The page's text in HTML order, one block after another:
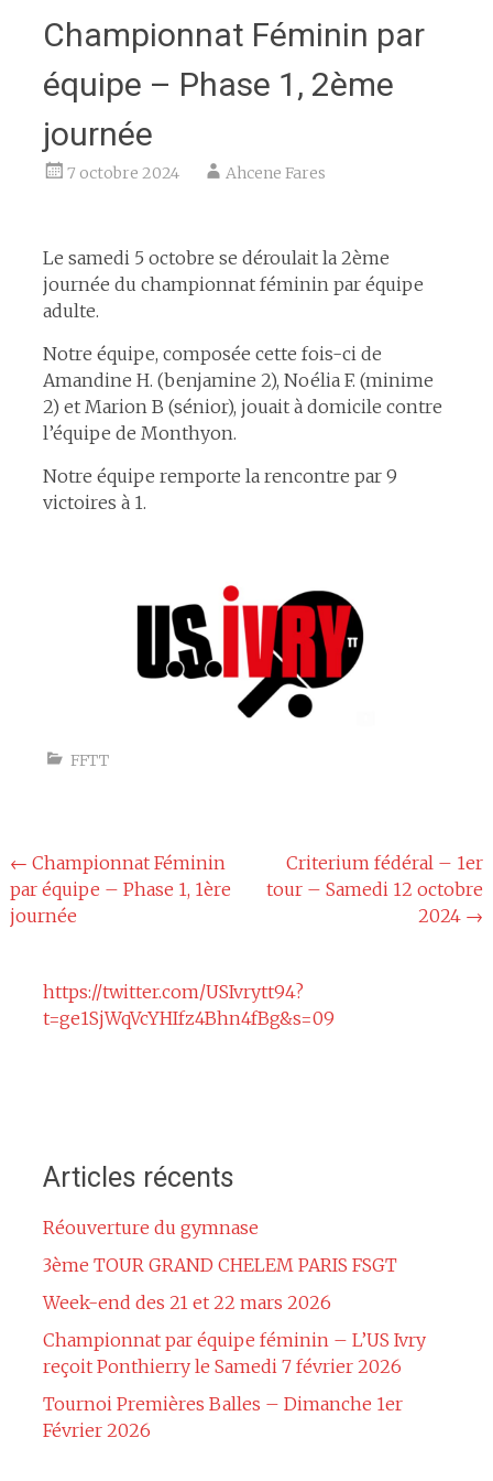
Championnat Féminin par
équipe – Phase 1, 2ème
journée
7 octobre 2024 Ahcene Fares
Le samedi 5 octobre se déroulait la 2ème
journée du championnat féminin par équipe
adulte.
Notre équipe, composée cette fois-ci de
Amandine H. (benjamine 2), Noélia F. (minime
2) et Marion B (sénior), jouait à domicile contre
l’équipe de Monthyon.
Notre équipe remporte la rencontre par 9
victoires à 1.
FFTT
Navigation
de
l'article
← Championnat Féminin
par équipe – Phase 1, 1ère
journée
Criterium fédéral – 1er
tour – Samedi 12 octobre
2024 →
https://twitter.com/USIvrytt94?
t=ge1SjWqVcYHIfz4Bhn4fBg&s=09
Articles récents
Réouverture du gymnase
3ème TOUR GRAND CHELEM PARIS FSGT
Week-end des 21 et 22 mars 2026
Championnat par équipe féminin – L’US Ivry
reçoit Ponthierry le Samedi 7 février 2026
Tournoi Premières Balles – Dimanche 1er
Février 2026